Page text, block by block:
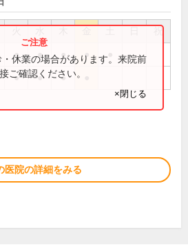
祝
● ● ● ●
● ● ●
休業の場合があります。来院前
ご確認ください。
×閉じる
医院の詳細をみる